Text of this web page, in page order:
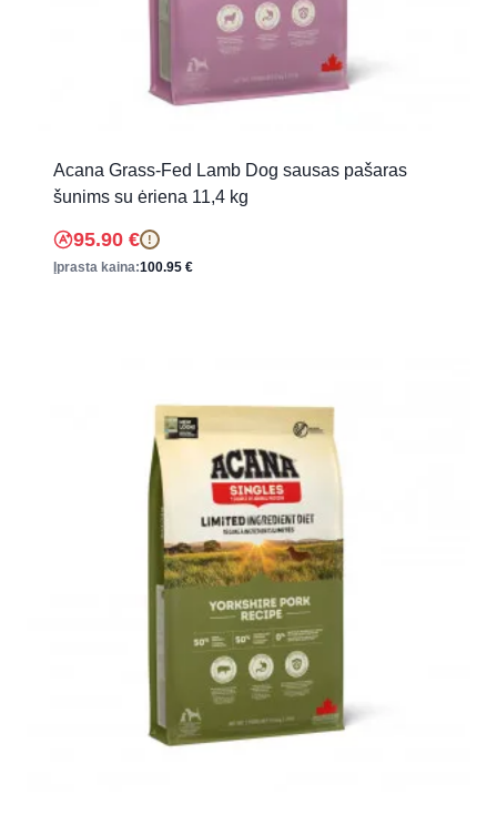
Acana Grass-Fed Lamb Dog sausas pašaras
šunims su ėriena 11,4 kg
95.90 € !
Įprasta kaina:100.95 €